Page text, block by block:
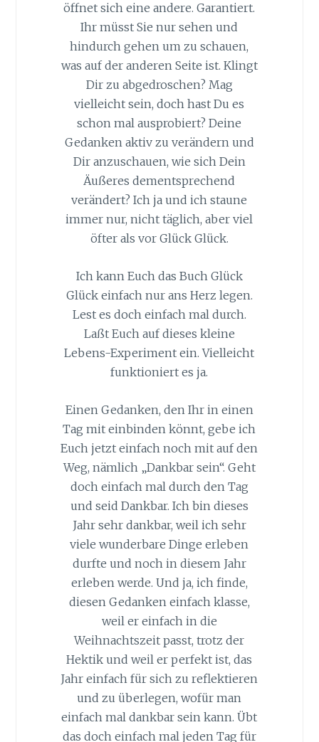
öffnet sich eine andere. Garantiert.
Ihr müsst Sie nur sehen und
hindurch gehen um zu schauen,
was auf der anderen Seite ist. Klingt
Dir zu abgedroschen? Mag
vielleicht sein, doch hast Du es
schon mal ausprobiert? Deine
Gedanken aktiv zu verändern und
Dir anzuschauen, wie sich Dein
Äußeres dementsprechend
verändert? Ich ja und ich staune
immer nur, nicht täglich, aber viel
öfter als vor Glück Glück.
Ich kann Euch das Buch Glück
Glück einfach nur ans Herz legen.
Lest es doch einfach mal durch.
Laßt Euch auf dieses kleine
Lebens-Experiment ein. Vielleicht
funktioniert es ja.
Einen Gedanken, den Ihr in einen
Tag mit einbinden könnt, gebe ich
Euch jetzt einfach noch mit auf den
Weg, nämlich „Dankbar sein“. Geht
doch einfach mal durch den Tag
und seid Dankbar. Ich bin dieses
Jahr sehr dankbar, weil ich sehr
viele wunderbare Dinge erleben
durfte und noch in diesem Jahr
erleben werde. Und ja, ich finde,
diesen Gedanken einfach klasse,
weil er einfach in die
Weihnachtszeit passt, trotz der
Hektik und weil er perfekt ist, das
Jahr einfach für sich zu reflektieren
und zu überlegen, wofür man
einfach mal dankbar sein kann. Übt
das doch einfach mal jeden Tag für